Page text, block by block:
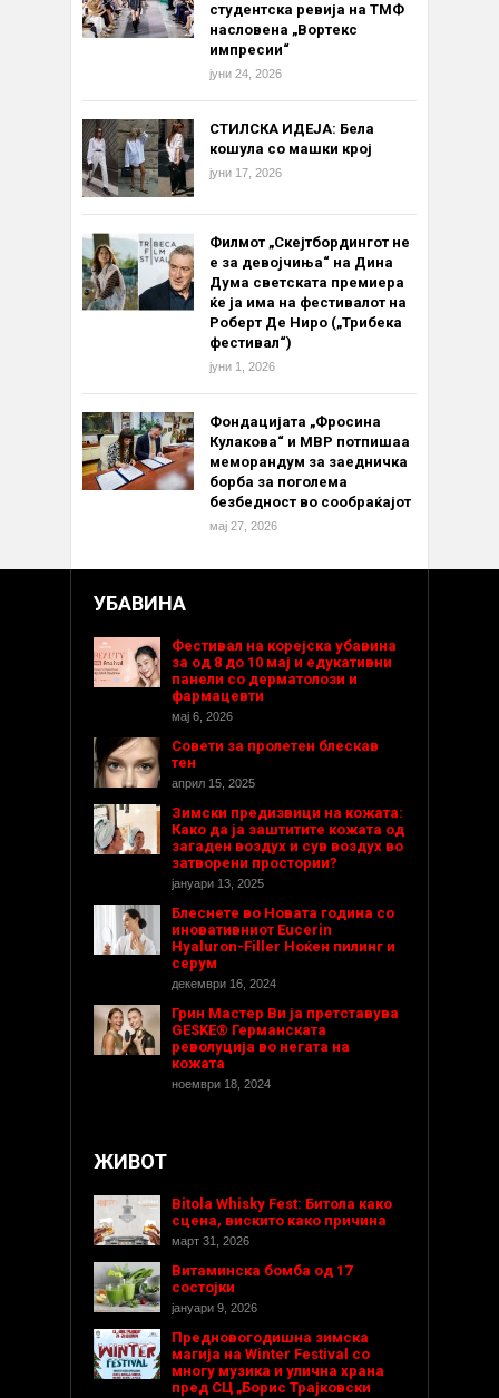
студентска ревија на ТМФ
насловена „Вортекс
импресии“
јуни 24, 2026
СТИЛСКА ИДЕЈА: Бела
кошула со машки крој
јуни 17, 2026
Филмот „Скејтбордингот не
е за девојчиња“ на Дина
Дума светската премиера
ќе ја има на фестивалот на
Роберт Де Ниро („Трибека
фестивал“)
јуни 1, 2026
Фондацијата „Фросина
Кулакова“ и МВР потпишаа
меморандум за заедничка
борба за поголема
безбедност во сообраќајот
мај 27, 2026
УБАВИНА
Фестивал на корејска убавина
за од 8 до 10 мај и едукативни
панели со дерматолози и
фармацевти
мај 6, 2026
Совети за пролетен блескав
тен
април 15, 2025
Зимски предизвици на кожата:
Како да ја заштитите кожата од
загаден воздух и сув воздух во
затворени простории?
јануари 13, 2025
Блеснете во Новата година со
иновативниот Eucerin
Hyaluron-Filler Ноќен пилинг и
серум
декември 16, 2024
Грин Мастер Ви ја претставува
GESKE® Германската
револуција во негата на
кожата
ноември 18, 2024
ЖИВОТ
Bitola Whisky Fest: Битола како
сцена, вискито како причина
март 31, 2026
Витаминска бомба од 17
состојки
јануари 9, 2026
Предновогодишнa зимска
магија на Winter Festival со
многу музика и улична храна
пред СЦ „Борис Трајковски